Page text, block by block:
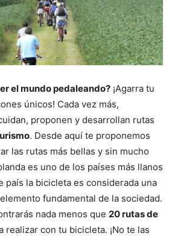
el mundo pedaleando? ¡Agarra tu
únicos! Cada vez más,
proponen y desarrollan rutas
. Desde aquí te proponemos
las rutas más bellas y sin mucho
es uno de los países más llanos
país la bicicleta es considerada una
fundamental de la sociedad.
nada menos que 20 rutas de
realizar con tu bicicleta. ¡No te las